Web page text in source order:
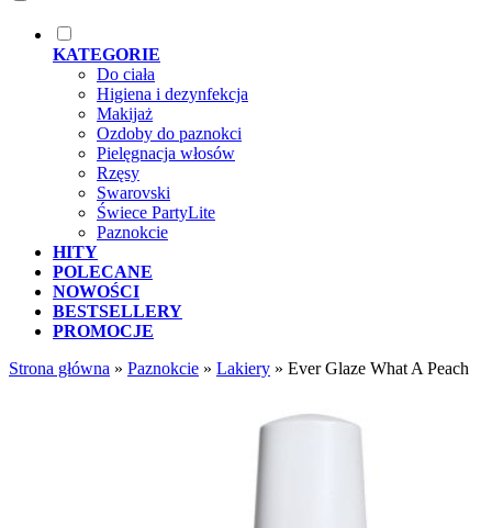
KATEGORIE
Do ciała
Higiena i dezynfekcja
Makijaż
Ozdoby do paznokci
Pielęgnacja włosów
Rzęsy
Swarovski
Świece PartyLite
Paznokcie
HITY
POLECANE
NOWOŚCI
BESTSELLERY
PROMOCJE
Strona główna » Paznokcie » Lakiery » Ever Glaze What A Peach